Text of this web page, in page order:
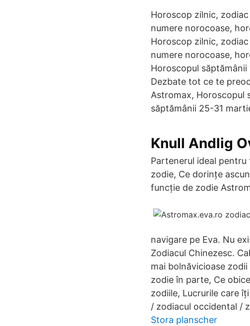
Horoscop zilnic,
numere norocoase,
Horoscop zilnic,
numere norocoase,
Horoscopul
Dezbate tot ce te
Astromax, Horoscopul
săptămânii 25-31
Knull Andlig
Partenerul ideal
zodie, Ce dorințe
funcție de zodie
navigare pe Eva. Nu
Zodiacul Chinezesc.
mai bolnăvicioase
zodie în parte, Ce
zodiile, Lucrurile care
/ zodiacul occidental /
Stora planscher